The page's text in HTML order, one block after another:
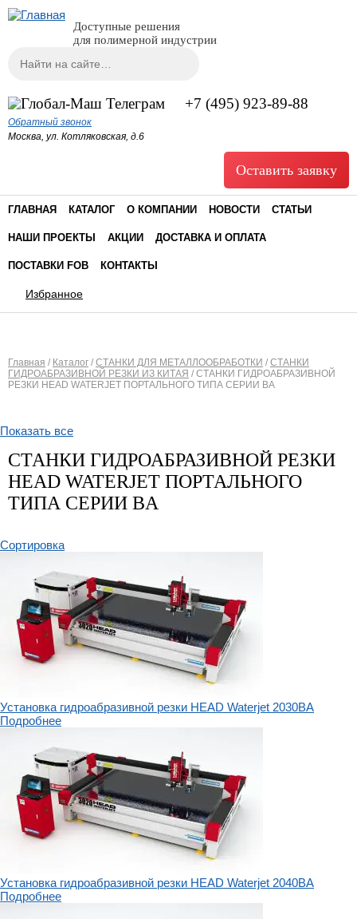
Доступные решения
для полимерной индустрии
Форма поиска
+7 (495) 923-89-88
Обратный звонок
Москва, ул. Котляковская, д.6
Оставить заявку
ГЛАВНАЯ КАТАЛОГ О КОМПАНИИ НОВОСТИ СТАТЬИ
НАШИ ПРОЕКТЫ АКЦИИ ДОСТАВКА И ОПЛАТА
ПОСТАВКИ FOB КОНТАКТЫ
Избранное
Вы здесь
Главная / Каталог / СТАНКИ ДЛЯ МЕТАЛЛООБРАБОТКИ / СТАНКИ
ГИДРОАБРАЗИВНОЙ РЕЗКИ ИЗ КИТАЯ / СТАНКИ ГИДРОАБРАЗИВНОЙ
РЕЗКИ HEAD WATERJET ПОРТАЛЬНОГО ТИПА СЕРИИ BА
Показать все
СТАНКИ ГИДРОАБРАЗИВНОЙ РЕЗКИ
HEAD WATERJET ПОРТАЛЬНОГО
ТИПА СЕРИИ BА
Сортировка
Установка гидроабразивной резки HEAD Waterjet 2030BA
Подробнее
Установка гидроабразивной резки HEAD Waterjet 2040BA
Подробнее